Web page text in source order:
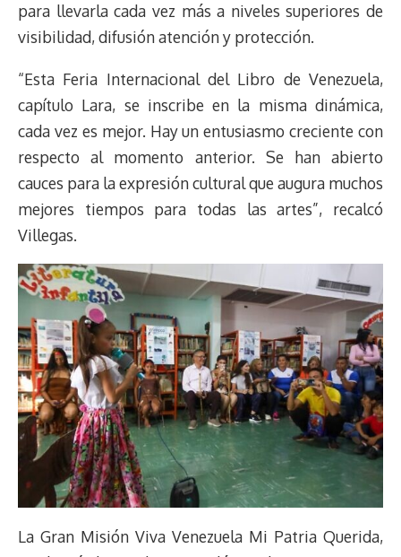
para llevarla cada vez más a niveles superiores de
visibilidad, difusión atención y protección.
“Esta Feria Internacional del Libro de Venezuela,
capítulo Lara, se inscribe en la misma dinámica,
cada vez es mejor. Hay un entusiasmo creciente con
respecto al momento anterior. Se han abierto
cauces para la expresión cultural que augura muchos
mejores tiempos para todas las artes”, recalcó
Villegas.
La Gran Misión Viva Venezuela Mi Patria Querida,